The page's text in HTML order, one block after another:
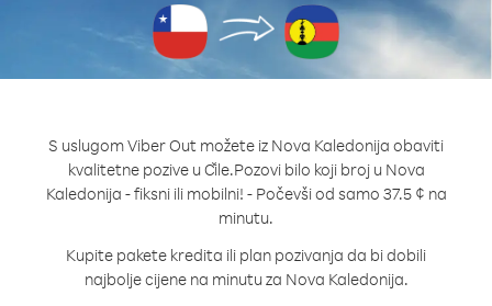
S uslugom Viber Out možete iz Nova Kaledonija obaviti
kvalitetne pozive u Čile.Pozovi bilo koji broj u Nova
Kaledonija - fiksni ili mobilni! - Počevši od samo 37.5 ¢ na
minutu.
Kupite pakete kredita ili plan pozivanja da bi dobili
najbolje cijene na minutu za Nova Kaledonija.